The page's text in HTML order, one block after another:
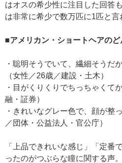
はオスの希少性に注目した回答
は非常に希少で数万匹に1匹と言
■アメリカン・ショートヘアの
・聡明そうでいて、繊細そうだ
（女性／26歳／建設・土木）
・目がくりくりでちっちゃくて
融・証券）
・きれいなグレー色で、顔が整
／団体・公益法人・官公庁）
「上品できれいな感じ」「定番
ったのがつぶらな瞳に関する声